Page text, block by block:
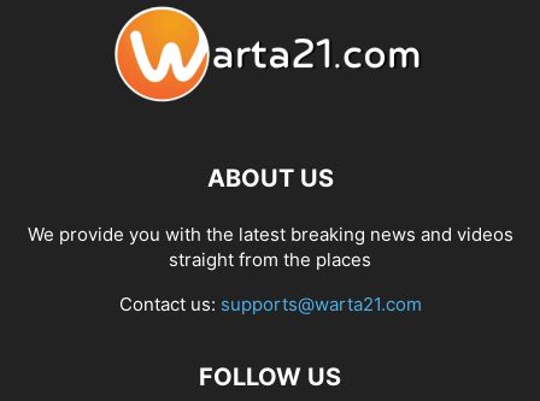
ABOUT US
We provide you with the latest breaking news and videos
straight from the places
Contact us: supports@warta21.com
FOLLOW US